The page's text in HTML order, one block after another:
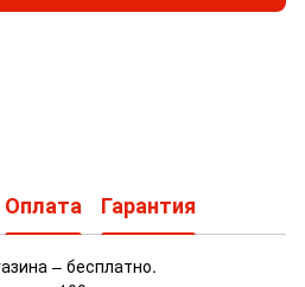
Оплата Гарантия
– бесплатно.